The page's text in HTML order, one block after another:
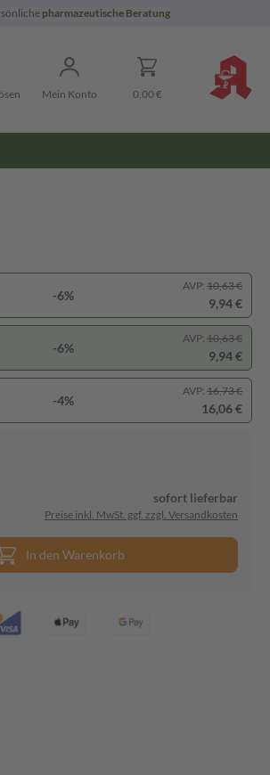
pharmazeutische Beratung
Mein Konto 0,00 €
-6%
AVP: 10,63 €
9,94 €
-6%
AVP: 10,63 €
9,94 €
-4%
AVP: 16,73 €
16,06 €
sofort lieferbar
Preise inkl. MwSt. ggf. zzgl. Versandkosten
In den Warenkorb